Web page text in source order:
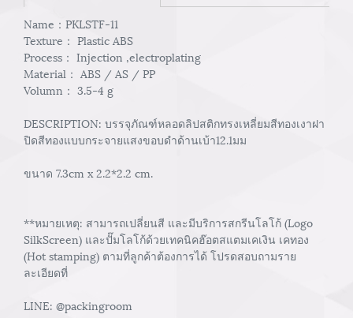
Name：PKLSTF-11
Texture： Plastic ABS
Process： Injection ,electroplating
Material： ABS / AS / PP
Volumn： 3.5-4 g
DESCRIPTION: บรรจุภัณฑ์หลอดลิปสติกทรงเหลี่ยมสีทองเงาฝา
ปิดสีทองแบบกระจายแสงขอบดำด้านเบ้า12.1มม
ขนาด 7.3cm x 2.2*2.2 cm.
**หมายเหตุ: สามารถเปลี่ยนสี และมีบริการสกรีนโลโก้ (Logo
SilkScreen) และปั๊มโลโก้ด้วยเทคนิคฮ๊อตสแตมเคเงิน เคทอง
(Hot stamping) ตามที่ลูกค้าต้องการได้ โปรดสอบถามราย
ละเอียดที่
LINE: @packingroom